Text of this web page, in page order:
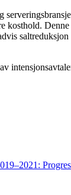
kosthold.